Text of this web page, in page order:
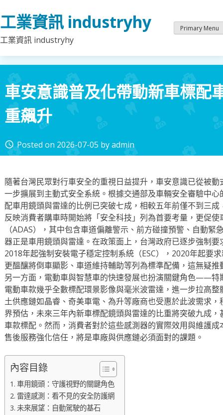
to
content
工業資訊 industryhy
工業資訊 industryhy
Primary Menu
車安意識普及化帶動新車標配
重飆升
access_time Posted on 2026-07-05 byadmin
隨著台灣民眾對行車安全的重視日益提升，車安意識已從被
一步擴展到主動式安全系統。根據交通部及車輛安全審驗中
配車用鏡頭與雷達的比例已突破七成，相較五年前僅不到三
反映消費者購車時開始將「安全科技」列為首要考量，更促
（ADAS），其中包含車道偏離警示、前方碰撞預警、自動
器正是車用鏡頭與雷達。在政策面上，台灣政府已逐步強制
2018年起強制安裝電子穩定控制系統（ESC），2020年起要
更醞釀將倒車顯影、車道維持輔助等列為標準配備，這無疑
另一方面，電動車與智慧車的快速發展也扮演關鍵角色——特
電動車款幾乎全數標配環景影像與毫米波雷達，進一步拉高
土供應鏈如晶睿、奇美車電、為升等廠商也受惠於此波需求
界預估，未來三年內新車標配鏡頭與雷達的比重將突破九成
車款標配。然而，消費者對於這些感測器的實際效用與維護
售後服務強化信任，將是車廠與供應鏈必須面對的課題。
內容目錄
車用鏡頭：守護視野的關鍵角色
雷達感測：看不見的安全防護網
未來展望：自動駕駛的基石